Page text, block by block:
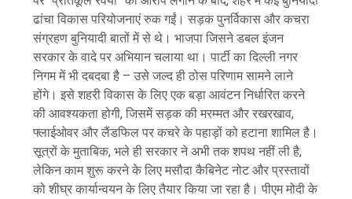
ढांचा विकास परियोजनाएं रुक गईं। सड़क पुनर्विकास और कचरा
संग्रहण बुनियादी बातों में से थे। भाजपा जिसने डबल इंजन
सरकार के वादे पर अभियान चलाया था। पार्टी का दिल्ली नगर
निगम में भी दबदबा है – उसे जल्द ही ठोस परिणाम सामने लाने
होंगे। इसे शहरी विकास के लिए एक बड़ा आवंटन निर्धारित करने
की आवश्यकता होगी, जिसमें सड़क की मरम्मत और रखरखाव,
फ्लाईओवर और लैंडफिल पर कचरे के पहाड़ों को हटाना शामिल है।
सूत्रों के मुताबिक, भले ही सरकार ने अभी तक शपथ नहीं ली है,
लेकिन काम शुरू करने के लिए मसौदा कैबिनेट नोट और प्रस्तावों
को शीघ्र कार्यान्वयन के लिए तैयार किया जा रहा है। पीएम मोदी के